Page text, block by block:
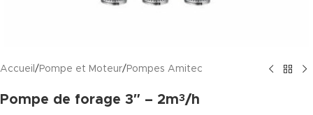
Accueil / Pompe et Moteur/ Pompes Amitec
Pompe de forage 3″ – 2m3/h